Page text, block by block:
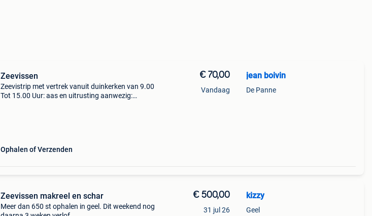
Zeevissen
Zeevistrip met vertrek vanuit duinkerken van 9.00
Tot 15.00 Uur: aas en uitrusting aanwezig:
Ophalen of Verzenden
€ 70,00
Vandaag
jean boivin
De Panne
Zeevissen makreel en schar
Meer dan 650 st ophalen in geel. Dit weekend nog
€ 500,00
31 jul 26
kizzy
Geel